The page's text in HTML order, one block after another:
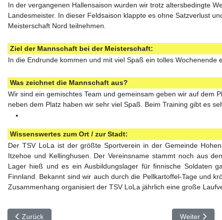
In der vergangenen Hallensaison wurden wir trotz altersbedingte
Landesmeister. In dieser Feldsaison klappte es ohne Satzverlust
Meisterschaft Nord teilnehmen.
Ziel der Mannschaft bei der Meisterschaft:
In die Endrunde kommen und mit viel Spaß ein tolles Wochenende
Was zeichnet die Mannschaft aus?
Wir sind ein gemischtes Team und gemeinsam geben wir auf dem
neben dem Platz haben wir sehr viel Spaß. Beim Training gibt es
Wissenswertes zum Ort / zur Stadt:
Der TSV LoLa ist der größte Sportverein in der Gemeinde
Itzehoe und Kellinghusen. Der Vereinsname stammt noch aus
Lager hieß und es ein Ausbildungslager für finnische Soldaten
Finnland. Bekannt sind wir auch durch die Pellkartoffel-Tage und
Zusammenhang organisiert der TSV LoLa jährlich eine große
Vorheriger Beitrag: 3. Süd - TV Augsburg 1847
Zurück Nächster
Weiter